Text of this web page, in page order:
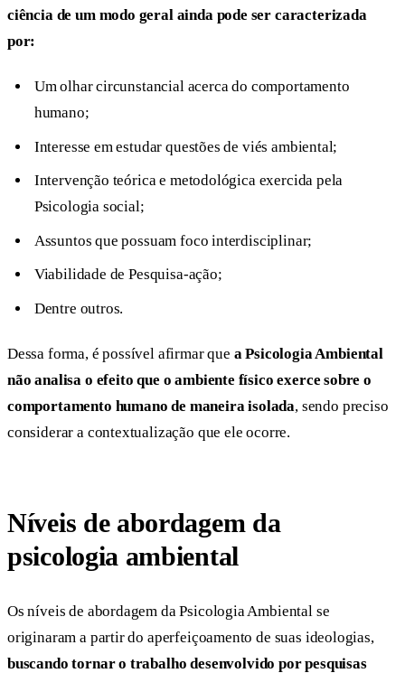
ciência de um modo geral ainda pode ser caracterizada
por:
Um olhar circunstancial acerca do comportamento
humano;
Interesse em estudar questões de viés ambiental;
Intervenção teórica e metodológica exercida pela
Psicologia social;
Assuntos que possuam foco interdisciplinar;
Viabilidade de Pesquisa-ação;
Dentre outros.
Dessa forma, é possível afirmar que a Psicologia Ambiental
não analisa o efeito que o ambiente físico exerce sobre o
comportamento humano de maneira isolada, sendo preciso
considerar a contextualização que ele ocorre.
Níveis de abordagem da
psicologia ambiental
Os níveis de abordagem da Psicologia Ambiental se
originaram a partir do aperfeiçoamento de suas ideologias,
buscando tornar o trabalho desenvolvido por pesquisas